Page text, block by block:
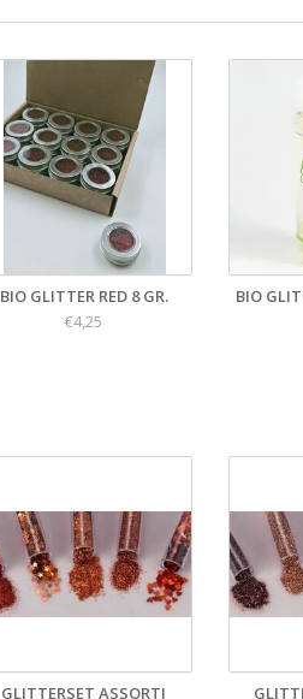
BIO GLITTER RED 8 GR.
€4,25
BIO
GLITTERSET ASSORTI